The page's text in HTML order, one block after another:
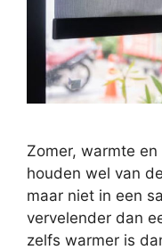
Zomer, warmte
houden wel van
maar niet in een
vervelender dan
zelfs warmer is